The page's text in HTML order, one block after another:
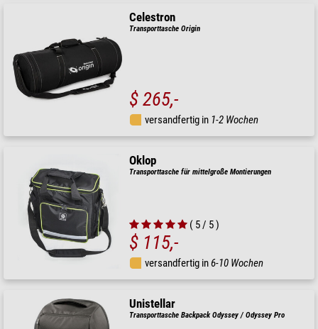
Celestron
Transporttasche Origin
$ 265,-
versandfertig in 1-2 Wochen
Oklop
Transporttasche für mittelgroße Montierungen
( 5 / 5 )
$ 115,-
versandfertig in6-10 Wochen
Unistellar
Transporttasche Backpack Odyssey / Odyssey Pro